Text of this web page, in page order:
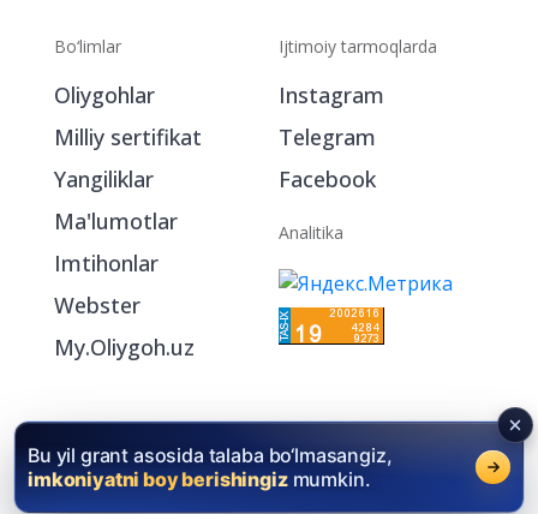
Bo‘limlar
Oliygohlar
Milliy sertifikat
Yangiliklar
Ma'lumotlar
Imtihonlar
Webster
My.Oliygoh.uz
Ijtimoiy tarmoqlarda
Instagram
Telegram
Facebook
Analitika
2026 © Oliygoh.uz, Barcha huquqlar himoyalangan
Bu yil grant asosida talaba bo‘lmasangiz,
imkoniyatni boy berishingizmumkin.